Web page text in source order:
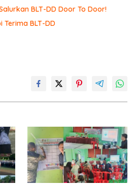
BLT-DD Door To Door!
Terima BLT-DD